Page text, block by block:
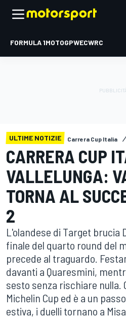
FORMULA 1MOTOGPWECWRC
ULTIME NOTIZIE Carrera Cup Italia
CARRERA CUP
VALLELUNGA:
TORNA AL
2
L'olandese di Target brucia
finale del quarto round del
precede al traguardo.
davanti a Quaresmini,
sesto senza rischiare nulla.
Michelin Cup ed è a un
estiva, i duelli tornano a